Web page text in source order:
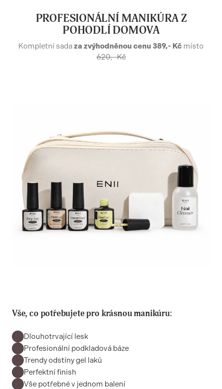
PROFESIONÁLNÍ MANIKÚRA Z
POHODLÍ DOMOVA
Kompletní sadaza zvýhodněnou cenu 389,- Kč místo
620,- Kč
Vše, co potřebujete pro krásnou manikúru:
Dlouhotrvající lesk
Profesionální podkladová báze
Trendy odstíny gel laků
Perfektní finish
Vše potřebné v jednom balení